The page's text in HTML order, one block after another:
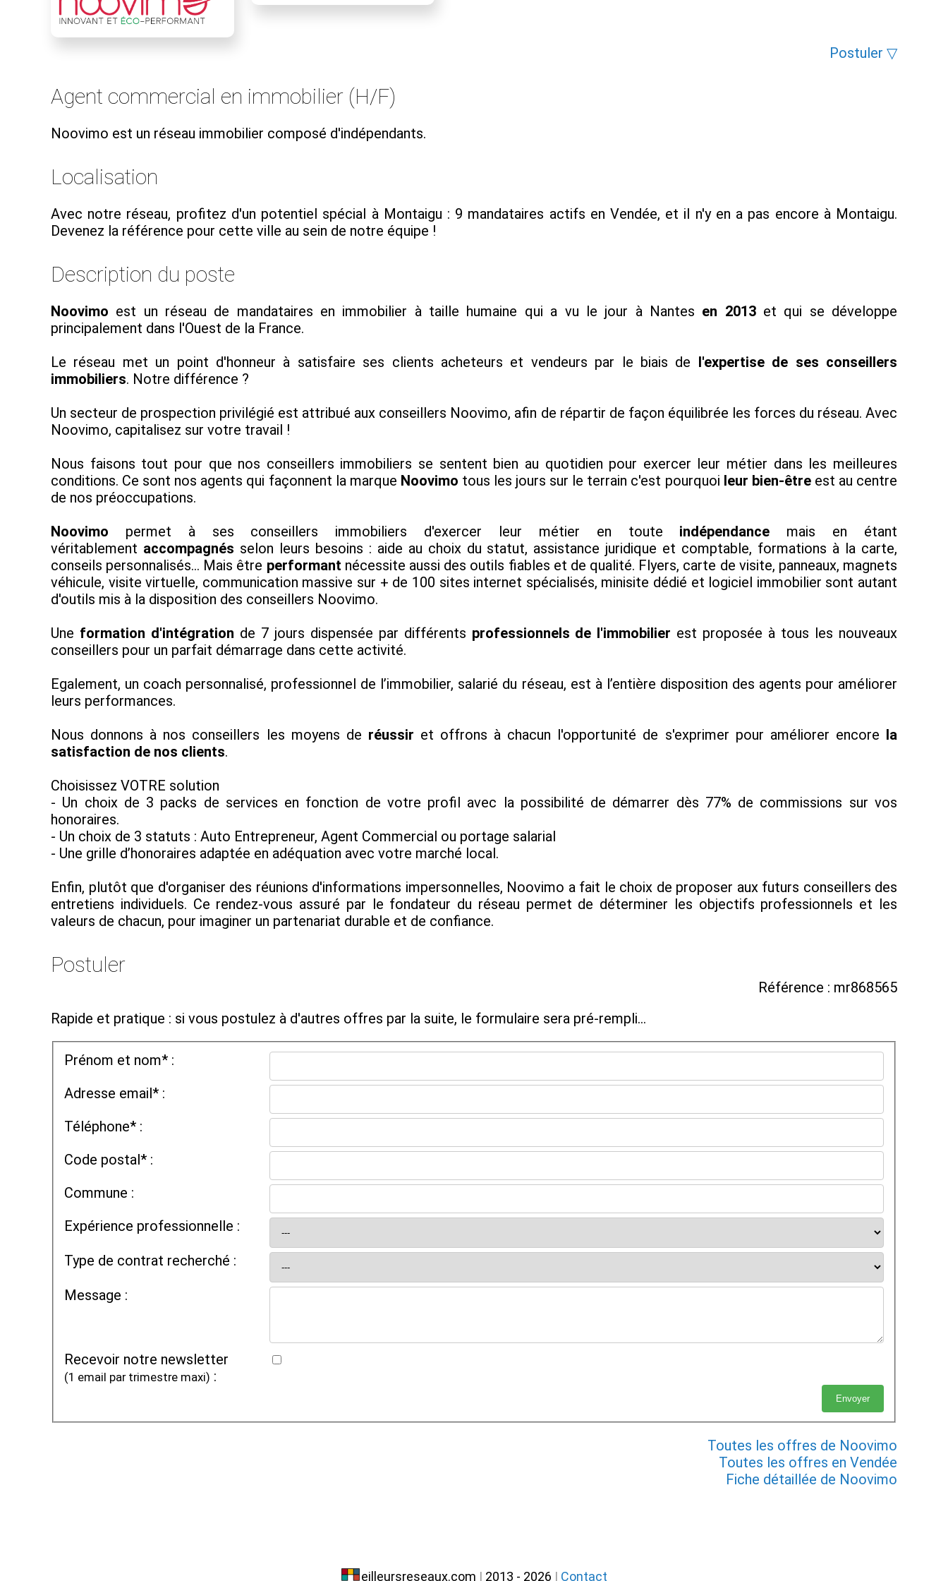
Postuler ▽
Agent commercial en immobilier (H/F)
Noovimo est un réseau immobilier composé d'indépendants.
Localisation
Avec notre réseau, profitez d'un potentiel spécial à Montaigu : 9 mandataires actifs en Vendée, et il n'y en a pas encore à Montaigu.
Devenez la référence pour cette ville au sein de notre équipe !
Description du poste
Noovimo est un réseau de mandataires en immobilier à taille humaine qui a vu le jour à Nantes en 2013et qui se développe
principalement dans l'Ouest de la France.
Le réseau met un point d'honneur à satisfaire ses clients acheteurs et vendeurs par le biais de l'expertise de ses conseillers
immobiliers. Notre différence ?
Un secteur de prospection privilégié est attribué aux conseillers Noovimo, afin de répartir de façon équilibrée les forces du réseau. Avec
Noovimo, capitalisez sur votre travail !
Nous faisons tout pour que nos conseillers immobiliers se sentent bien au quotidien pour exercer leur métier dans les meilleures
conditions. Ce sont nos agents qui façonnent la marque Noovimo tous les jours sur le terrain c'est pourquoi leur bien-êtreest au centre
de nos préoccupations.
Noovimo permet à ses conseillers immobiliers d'exercer leur métier en toute indépendance mais en étant
véritablement accompagnés selon leurs besoins : aide au choix du statut, assistance juridique et comptable, formations à la carte,
conseils personnalisés... Mais être performant nécessite aussi des outils fiables et de qualité. Flyers, carte de visite, panneaux, magnets
véhicule, visite virtuelle, communication massive sur + de 100 sites internet spécialisés, minisite dédié et logiciel immobilier sont autant
d'outils mis à la disposition des conseillers Noovimo.
Une formation d'intégration de 7 jours dispensée par différents professionnels de l'immobilier est proposée à tous les nouveaux
conseillers pour un parfait démarrage dans cette activité.
Egalement, un coach personnalisé, professionnel de l’immobilier, salarié du réseau, est à l’entière disposition des agents pour améliorer
leurs performances.
Nous donnons à nos conseillers les moyens de réussir et offrons à chacun l'opportunité de s'exprimer pour améliorer encore la
satisfaction de nos clients.
Choisissez VOTRE solution
- Un choix de 3 packs de services en fonction de votre profil avec la possibilité de démarrer dès 77% de commissions sur vos
honoraires.
- Un choix de 3 statuts : Auto Entrepreneur, Agent Commercial ou portage salarial
- Une grille d’honoraires adaptée en adéquation avec votre marché local.
Enfin, plutôt que d'organiser des réunions d'informations impersonnelles, Noovimo a fait le choix de proposer aux futurs conseillers des
entretiens individuels. Ce rendez-vous assuré par le fondateur du réseau permet de déterminer les objectifs professionnels et les
valeurs de chacun, pour imaginer un partenariat durable et de confiance.
Postuler
Référence : mr868565
Rapide et pratique : si vous postulez à d'autres offres par la suite, le formulaire sera pré-rempli...
Prénom et nom* :
Adresse email* :
Téléphone* :
Code postal* :
Commune :
Expérience professionnelle :
Type de contrat recherché :
Message :
Recevoir notre newsletter
(1 email par trimestre maxi) :
Toutes les offres de Noovimo
Toutes les offres en Vendée
Fiche détaillée de Noovimo
eilleursreseaux.com | 2013 - 2026 | Contact